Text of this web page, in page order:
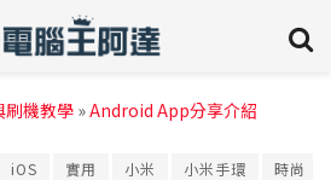
機教學 »Android App分享介紹
iOS 實用 小米 小米手環 時尚